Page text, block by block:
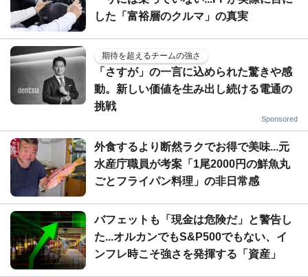
した「富裕層のクルマ」の真実
期待を超えるチームの強さ
「さすが」の一言に込められた驚きや感
動。新しい価値を生み出し続ける電通の
挑戦
Sponsored
外食するより断然ラクでお得で美味...元
水産庁職員が考案「1尾2000円の鮮魚丸
ごとフライパン料理」の非日常感
バフェットも「現金は危険だ」と警告し
た...オルカンでもS&P500でもない、イ
ンフレ時こそ強さを発揮する「資産」